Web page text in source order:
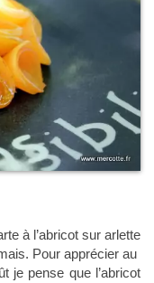
à l’abricot sur arlette
Pour apprécier au
je pense que l’abricot